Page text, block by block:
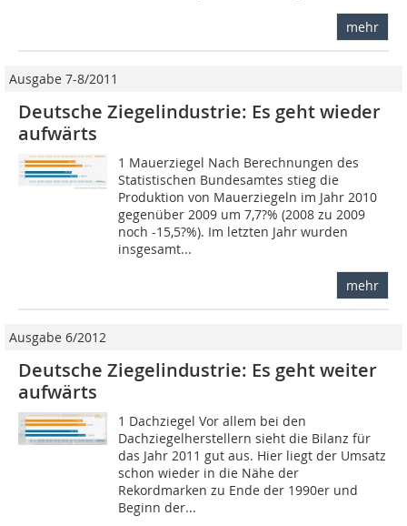
mehr
Ausgabe 7-8/2011
Deutsche Ziegelindustrie: Es geht wieder
aufwärts
1 Mauerziegel Nach Berechnungen des
Statistischen Bundesamtes stieg die
Produktion von Mauerziegeln im Jahr 2010
gegenüber 2009 um 7,7?% (2008 zu 2009
noch -15,5?%). Im letzten Jahr wurden
insgesamt...
mehr
Ausgabe 6/2012
Deutsche Ziegelindustrie: Es geht weiter
aufwärts
1 Dachziegel Vor allem bei den
Dachziegelherstellern sieht die Bilanz für
das Jahr 2011 gut aus. Hier liegt der Umsatz
schon wieder in die Nähe der
Rekordmarken zu Ende der 1990er und
Beginn der...